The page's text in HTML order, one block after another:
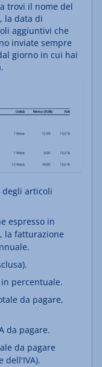
trovi il nome del
la data di
aggiuntivi che
inviate sempre
giorno in cui hai
degli articoli
espresso in
la fatturazione
percentuale.
da pagare,
da pagare.
da pagare
dell'IVA).